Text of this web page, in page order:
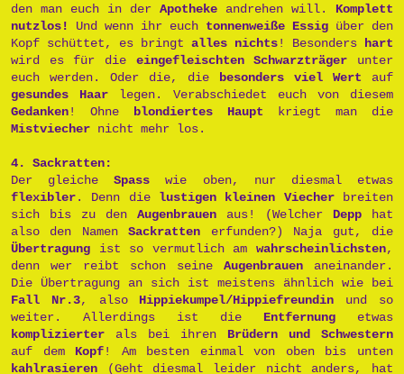
den man euch in der Apotheke andrehen will. Komplett
nutzlos!
Und wenn ihr euch tonnenweiße Essig über den
Kopf schüttet, es bringt alles nichts! Besonders hart
wird es für die eingefleischten Schwarzträger unter
euch werden. Oder die, die besonders viel Wert auf
gesundes Haar legen. Verabschiedet euch von diesem
Gedanken! Ohne blondiertes Haupt kriegt man die
Mistviecher nicht mehr los.
4. Sackratten:
Der gleicheSpass wie oben, nur diesmal etwas
flexibler. Denn die lustigen kleinen Viecherbreiten
sich bis zu den Augenbrauen aus! (Welcher Depp hat
also den NamenSackratten erfunden?) Naja gut, die
Übertragung ist so vermutlich am wahrscheinlichsten,
denn wer reibt schon seine Augenbrauen aneinander.
Die Übertragung an sich ist meistens ähnlich wie bei
Fall Nr.3, also Hippiekumpel/Hippiefreundin und so
weiter. Allerdings ist die Entfernung etwas
komplizierter als bei ihren Brüdern und Schwestern
auf dem Kopf! Am besten einmal von oben bis unten
kahlrasieren (Geht diesmal leider nicht anders, hat